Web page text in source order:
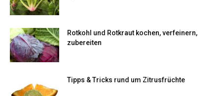
Rotkohl und Rotkraut kochen, verfeinern,
zubereiten
Tipps & Tricks rund um Zitrusfrüchte